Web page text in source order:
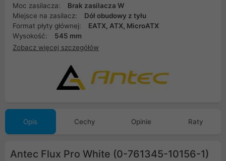
Moc zasilacza:
Brak zasilacza W
Miejsce na zasilacz:
Dół obudowy z tyłu
Format płyty głównej:
EATX, ATX, MicroATX
Wysokość:
545 mm
Zobacz więcej szczegółów
Opis Cechy Opinie Raty
Antec Flux Pro White (0-761345-10156-1)